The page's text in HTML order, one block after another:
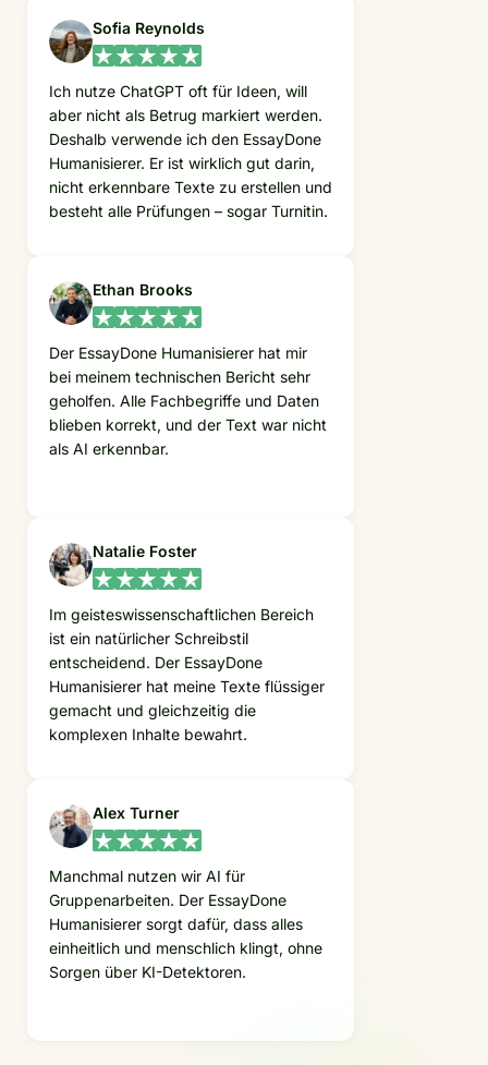
Sofia Reynolds
Ich nutze ChatGPT oft für Ideen, will
aber nicht als Betrug markiert werden.
Deshalb verwende ich den EssayDone
Humanisierer. Er ist wirklich gut darin,
nicht erkennbare Texte zu erstellen und
besteht alle Prüfungen – sogar Turnitin.
Ethan Brooks
Der EssayDone Humanisierer hat mir
bei meinem technischen Bericht sehr
geholfen. Alle Fachbegriffe und Daten
blieben korrekt, und der Text war nicht
als AI erkennbar.
Natalie Foster
Im geisteswissenschaftlichen Bereich
ist ein natürlicher Schreibstil
entscheidend. Der EssayDone
Humanisierer hat meine Texte flüssiger
gemacht und gleichzeitig die
komplexen Inhalte bewahrt.
Alex Turner
Manchmal nutzen wir AI für
Gruppenarbeiten. Der EssayDone
Humanisierer sorgt dafür, dass alles
einheitlich und menschlich klingt, ohne
Sorgen über KI-Detektoren.